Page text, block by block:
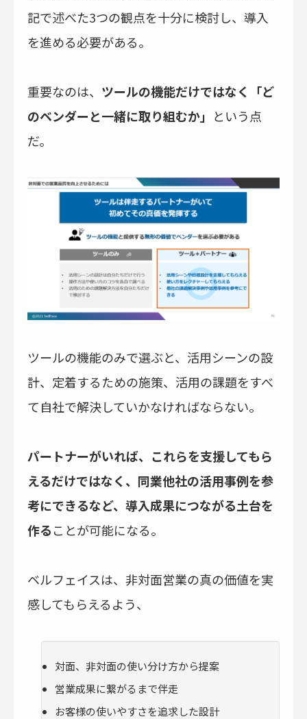
記で述べた3つの観点を十分に検討し、導入
を進める必要がある。
重要なのは、 ツールの機能だけではなく「ど
のベンダーと一緒に取り組むか」 という点
だ。
ツールの機能のみで選ぶと、活用シーンの設
計、定着するための施策、活用の課題をすべ
て自社で解決していかなければならない。
パートナーがいれば、これらを支援してもら
えるだけではなく、同業他社の活用事例を参
考にできるなど、導入成果につながる土台を
作ることが可能になる。
ベルフェイスは、非対面営業の真の価値を実
感してもらえるよう、
対面、非対面の使い分け方から提案
営業成果に繋がるまで伴走
お客様の使いやすさを追求した設計